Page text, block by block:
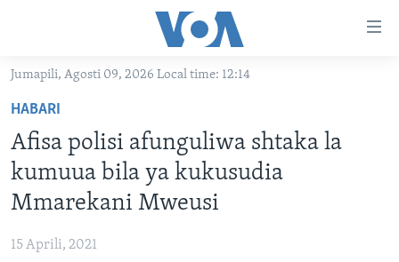
Nenda
kuu
Nenda
katika
urambazaji
Nenda
tafuta
TANZANIA
JAMHURI YA KIDEMOKRASIA YA KONGO
UGANDA
VIDEO
DUNIANI LEO
MAISHA NA AFYA
MATANGAZO YETU
ALFAJIRI 0300 UTC
JIONI 1630 UTC
JARIDA LA WIKIENDI
Jumapili, Agosti 09, 2026 Local time: 12:14
HABARI
Afisa polisi afunguliwa shtaka la
kumuua bila ya kukusudia
Mmarekani Mweusi
15 Aprili, 2021